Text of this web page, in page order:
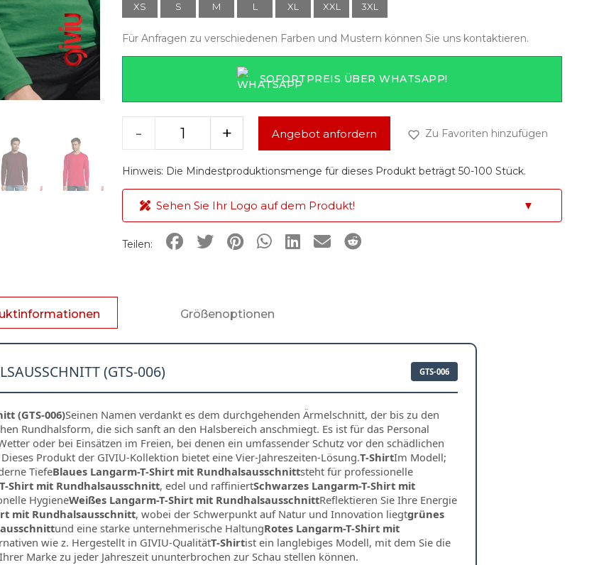
XS S M L XL XXL 3XL
Für Anfragen zu verschiedenen Farben und Mustern können Sie uns kontaktieren.
SOFORTPREIS ÜBER WHATSAPP!
- + Angebot anfordern Zu Favoriten hinzufügen
Hinweis: Die Mindestproduktionsmenge für dieses Produkt beträgt 50-100 Stück.
Sehen Sie Ihr Logo auf dem Produkt! ▼
Teilen:
Größenoptionen
(GTS-006) GTS-006
(GTS-006)Seinen Namen verdankt es dem durchgehenden Ärmelschnitt, der bis zu den
Rundhalsform, die sich sanft an den Halsbereich anschmiegt. Es ist für das Personal
oder bei Einsätzen im Freien, bei denen ein umfassender Schutz vor den schädlichen
Produkt der GIVIU-Kollektion bietet eine Vier-Jahreszeiten-Lösung.T-ShirtIm Modell;
TiefeBlaues Langarm-T-Shirt mit Rundhalsausschnittsteht für professionelle
Shirt mit Rundhalsausschnitt, edel und raffiniertSchwarzes Langarm-T-Shirt mit
HygieneWeißes Langarm-T-Shirt mit RundhalsausschnittReflektieren Sie Ihre Energie
mit Rundhalsausschnitt, wobei der Schwerpunkt auf Natur und Innovation liegtgrünes
und eine starke unternehmerische HaltungRotes Langarm-T-Shirt mit
wie z. Hergestellt in GIVIU-QualitätT-Shirtist ein langlebiges Modell, mit dem Sie die
Marke zu jeder Jahreszeit ununterbrochen zur Schau stellen können.